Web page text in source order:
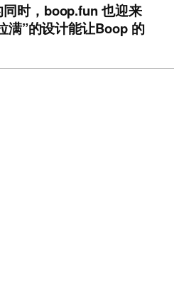
时，boop.fun 也迎来
满”的设计能让Boop 的